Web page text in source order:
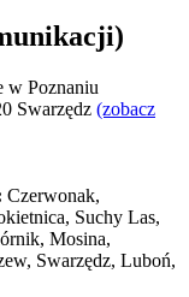
w Poznaniu
Swarzędz (zobacz
Czerwonak,
Suchy Las,
Mosina,
Swarzędz, Luboń,